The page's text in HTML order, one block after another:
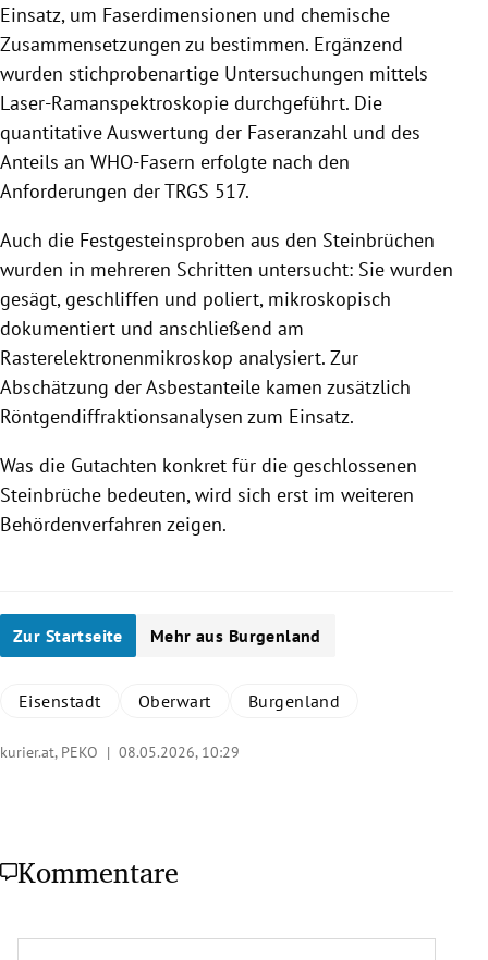
Weiterlesen
Einsatz, um Faserdimensionen und chemische
Zusammensetzungen zu bestimmen. Ergänzend
wurden stichprobenartige Untersuchungen mittels
Laser-Ramanspektroskopie durchgeführt. Die
quantitative Auswertung der Faseranzahl und des
Anteils an WHO-Fasern erfolgte nach den
Anforderungen der TRGS 517.
Auch die Festgesteinsproben aus den Steinbrüchen
wurden in mehreren Schritten untersucht: Sie wurden
gesägt, geschliffen und poliert, mikroskopisch
dokumentiert und anschließend am
Rasterelektronenmikroskop analysiert. Zur
Abschätzung der Asbestanteile kamen zusätzlich
Röntgendiffraktionsanalysen zum Einsatz.
Was die Gutachten konkret für die geschlossenen
Steinbrüche bedeuten, wird sich erst im weiteren
Behördenverfahren zeigen.
Zur Startseite Mehr aus Burgenland
Eisenstadt Oberwart Burgenland
kurier.at, PEKO | 08.05.2026, 10:29
Kommentare